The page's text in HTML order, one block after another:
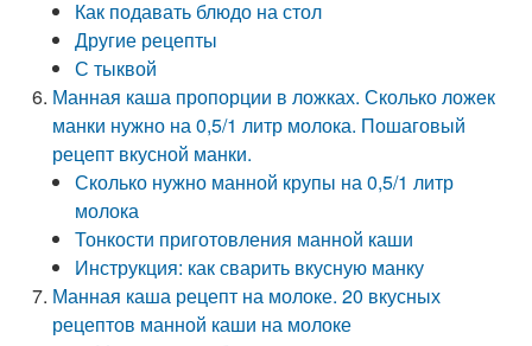
Как подавать блюдо на стол
Другие рецепты
С тыквой
Манная каша пропорции в ложках. Сколько ложек
манки нужно на 0,5/1 литр молока. Пошаговый
рецепт вкусной манки.
Сколько нужно манной крупы на 0,5/1 литр
молока
Тонкости приготовления манной каши
Инструкция: как сварить вкусную манку
Манная каша рецепт на молоке. 20 вкусных
рецептов манной каши на молоке